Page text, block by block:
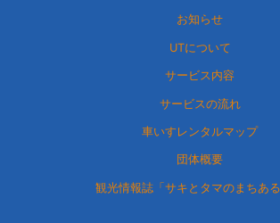
お知らせ
UTについて
サービス内容
サービスの流れ
車いすレンタルマップ
団体概要
観光情報誌「サキとタマのまちある
to
Top